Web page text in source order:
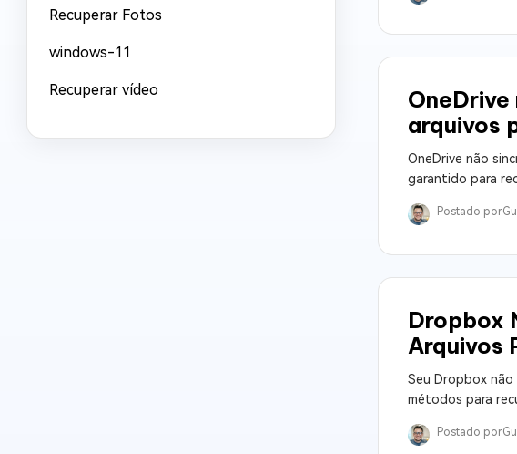
Recuperar Fotos
windows-11
Recuperar vídeo
arquivos
OneDrive não
garantido para
Postado por
Dropbox
Arquivos
Seu Dropbox não
métodos para
Postado por